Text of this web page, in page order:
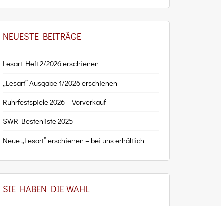
NEUESTE BEITRÄGE
Lesart Heft 2/2026 erschienen
„Lesart” Ausgabe 1/2026 erschienen
Ruhrfestspiele 2026 – Vorverkauf
SWR Bestenliste 2025
Neue „Lesart” erschienen – bei uns erhältlich
SIE HABEN DIE WAHL